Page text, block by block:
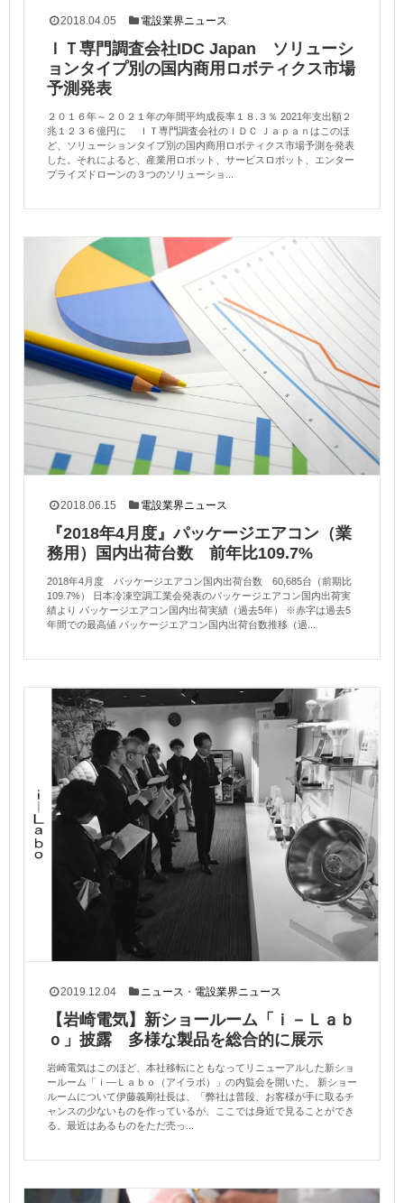
2018.04.05 電設業界ニュース
ＩＴ専門調査会社IDC Japan ソリューシ
ョンタイプ別の国内商用ロボティクス市場
予測発表
２０１６年～２０２１年の年間平均成長率１８.３％ 2021年支出額２
兆１２３６億円に ＩＴ専門調査会社のＩＤＣ Ｊａｐａｎはこのほ
ど、ソリューションタイプ別の国内商用ロボティクス市場予測を発表
した。それによると、産業用ロボット、サービスロボット、エンター
プライズドローンの３つのソリューショ...
2018.06.15 電設業界ニュース
『2018年4月度』パッケージエアコン（業
務用）国内出荷台数 前年比109.7%
2018年4月度 パッケージエアコン国内出荷台数 60,685台（前期比
109.7%） 日本冷凍空調工業会発表のパッケージエアコン国内出荷実
績より パッケージエアコン国内出荷実績（過去5年） ※赤字は過去5
年間での最高値 パッケージエアコン国内出荷台数推移（過...
2019.12.04 ニュース ・ 電設業界ニュース
【岩崎電気】新ショールーム「ｉ－Ｌａｂ
ｏ」披露 多様な製品を総合的に展示
岩崎電気はこのほど、本社移転にともなってリニューアルした新ショ
ールーム「ｉ―Ｌａｂｏ（アイラボ）」の内覧会を開いた。 新ショー
ルームについて伊藤義剛社長は、「弊社は普段、お客様が手に取るチ
ャンスの少ないものを作っているが、ここでは身近で見ることができ
る。最近はあるものをただ売っ...